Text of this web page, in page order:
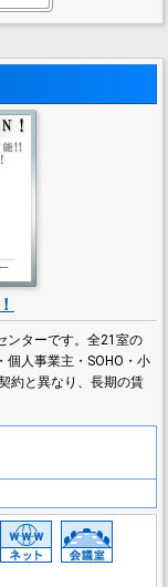
ンターです。全21室の
個人事業主・SOHO・小
約と異なり、長期の賃